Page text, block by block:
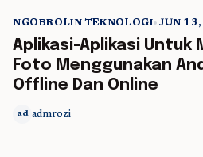
NGOBROLIN TEKNOLOGI• JUN
Aplikasi-Aplikasi Untuk
Foto Menggunakan
Offline Dan Online
ad admrozi